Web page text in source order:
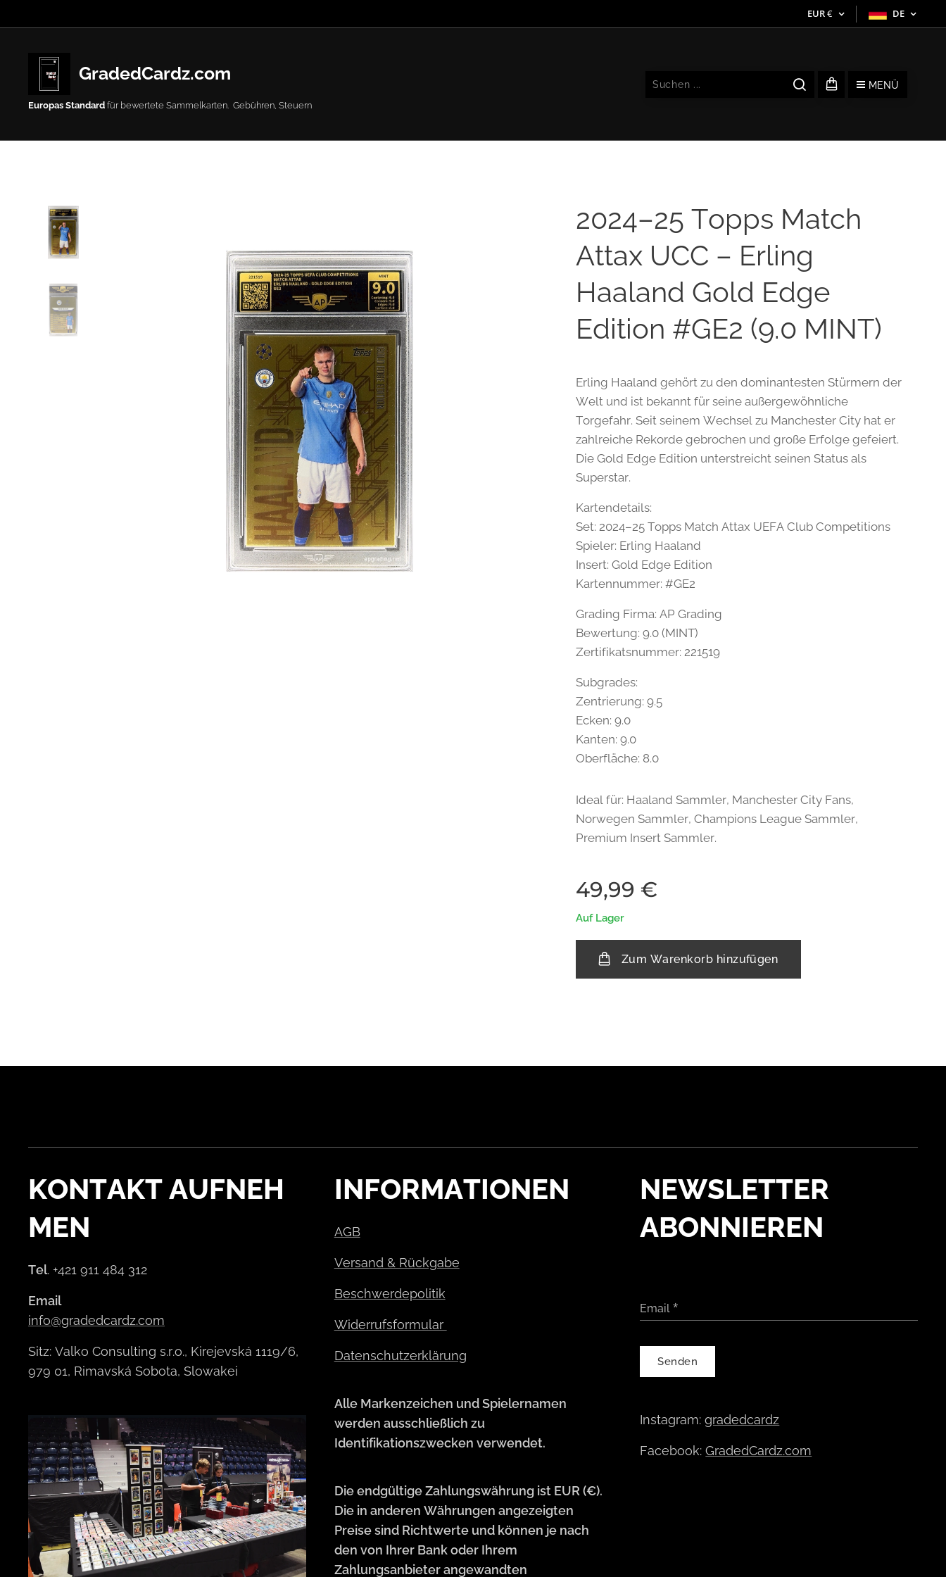
EUR€ DE
GradedCardz.com
Europas Standard für bewertete Sammelkarten. Gebühren, Steuern
MENÜ
2024–25 Topps Match
Attax UCC – Erling
Haaland Gold Edge
Edition #GE2 (9.0 MINT)
Erling Haaland gehört zu den dominantesten Stürmern der
Welt und ist bekannt für seine außergewöhnliche
Torgefahr. Seit seinem Wechsel zu Manchester City hat er
zahlreiche Rekorde gebrochen und große Erfolge gefeiert.
Die Gold Edge Edition unterstreicht seinen Status als
Superstar.
Kartendetails:
Set: 2024–25 Topps Match Attax UEFA Club Competitions
Spieler: Erling Haaland
Insert: Gold Edge Edition
Kartennummer: #GE2
Grading Firma: AP Grading
Bewertung: 9.0 (MINT)
Zertifikatsnummer: 221519
Subgrades:
Zentrierung: 9.5
Ecken: 9.0
Kanten: 9.0
Oberfläche: 8.0
Ideal für: Haaland Sammler, Manchester City Fans,
Norwegen Sammler, Champions League Sammler,
Premium Insert Sammler.
49,99 €
Auf Lager
Zum Warenkorb hinzufügen
KONTAKTAUFNEH
MEN
Tel. +421 911 484 312
Email
info@gradedcardz.com
Sitz: Valko Consulting s.r.o., Kirejevská 1119/6,
979 01, Rimavská Sobota, Slowakei
INFORMATIONEN
AGB
Versand & Rückgabe
Beschwerdepolitik
Widerrufsformular
Datenschutzerklärung
Alle Markenzeichen und Spielernamen
werden ausschließlich zu
Identifikationszwecken verwendet.
Die endgültige Zahlungswährung ist EUR (€).
Die in anderen Währungen angezeigten
Preise sind Richtwerte und können je nach
den von Ihrer Bank oder Ihrem
Zahlungsanbieter angewandten
NEWSLETTER
ABONNIEREN
Email
Senden
Instagram:gradedcardz
Facebook:GradedCardz.com